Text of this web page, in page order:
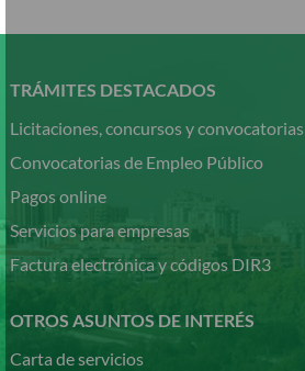
contenido
TRÁMITES DESTACADOS
Licitaciones, concursos y convocatorias
Convocatorias de Empleo Público
Pagos online
Servicios para empresas
Factura electrónica y códigos DIR3
OTROS ASUNTOS DE INTERÉS
Carta de servicios